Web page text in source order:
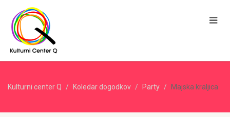
Kulturni center Q Koledar dogodkov Party Majska kraljica